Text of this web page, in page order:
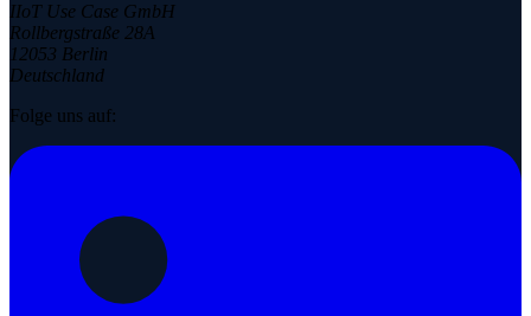
IIoT Use Case GmbH
Rollbergstraße 28A
12053 Berlin
Deutschland
Folge uns auf: